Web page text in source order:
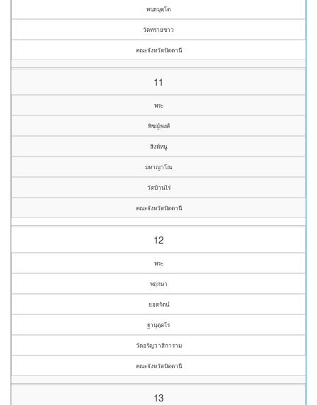
พนฺธมุตฺโต
วัดทรายขาว
คณะจังหวัดปัตตานี
11
พระ
พิชญ์พงศ์
สิงห์หนู
มหาญาโณ
วัดบ้านไร่
คณะจังหวัดปัตตานี
12
พระ
พฤกษา
ยอดรัตน์
ฐานุตฺตโร
วัดอรัญวาสิการาม
คณะจังหวัดปัตตานี
13